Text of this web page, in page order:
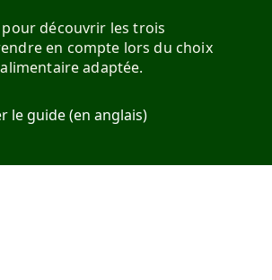
pour découvrir les trois
en compte lors du choix
adaptée.
le guide (en anglais)